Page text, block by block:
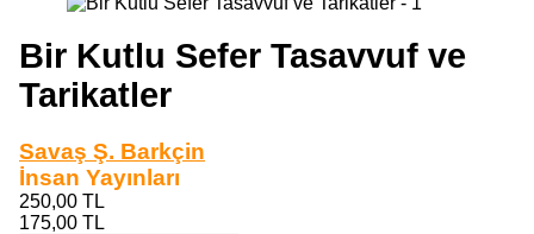
Bir Kutlu Sefer Tasavvuf ve
Tarikatler
Savaş Ş. Barkçin
İnsan Yayınları
250,00 TL
175,00 TL